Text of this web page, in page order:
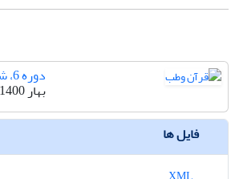
دوره 6، شماره 1
بهار 1400
فایل ها